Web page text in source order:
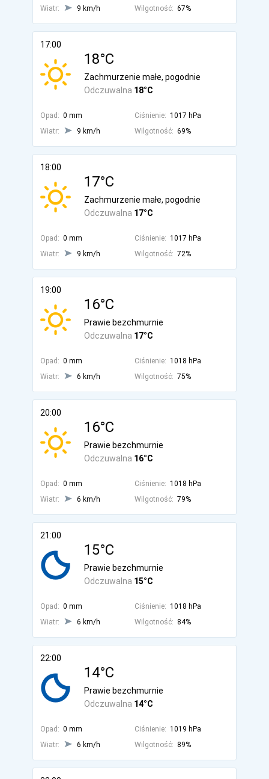
Wiatr:
9 km/h Wilgotność: 67%
17:00
18°C
Odczuwalna 18°C
Zachmurzenie małe, pogodnie
Opad: 0 mm Ciśnienie: 1017 hPa
Wiatr:
9 km/h Wilgotność: 69%
18:00
17°C
Odczuwalna 17°C
Zachmurzenie małe, pogodnie
Opad: 0 mm Ciśnienie: 1017 hPa
Wiatr:
9 km/h Wilgotność: 72%
19:00
16°C
Odczuwalna 17°C
Prawie bezchmurnie
Opad: 0 mm Ciśnienie: 1018 hPa
Wiatr:
6 km/h Wilgotność: 75%
20:00
16°C
Odczuwalna 16°C
Prawie bezchmurnie
Opad: 0 mm Ciśnienie: 1018 hPa
Wiatr:
6 km/h Wilgotność: 79%
21:00
15°C
Odczuwalna 15°C
Prawie bezchmurnie
Opad: 0 mm Ciśnienie: 1018 hPa
Wiatr:
6 km/h Wilgotność: 84%
22:00
14°C
Odczuwalna 14°C
Prawie bezchmurnie
Opad: 0 mm Ciśnienie: 1019 hPa
Wiatr:
6 km/h Wilgotność: 89%